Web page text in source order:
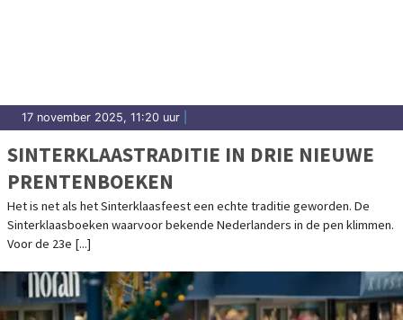
17 november 2025, 11:20 uur
SINTERKLAASTRADITIE IN DRIE NIEUWE
PRENTENBOEKEN
Het is net als het Sinterklaasfeest een echte traditie geworden. De
Sinterklaasboeken waarvoor bekende Nederlanders in de pen klimmen.
Voor de 23e [...]